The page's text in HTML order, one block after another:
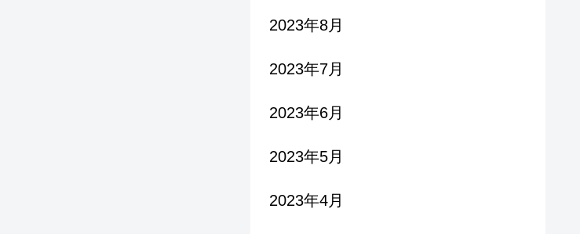
2023年8月
2023年7月
2023年6月
2023年5月
2023年4月